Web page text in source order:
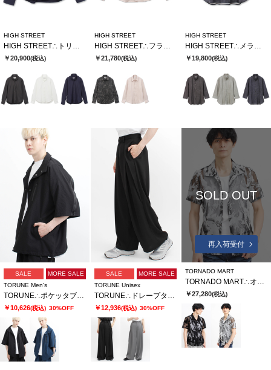
HIGH STREET
HIGH STREET∴トリコットサッカーショートウイングシャツ
￥20,900(税込)
HIGH STREET
HIGH STREET∴フラワードローイングシャツ
￥21,780(税込)
HIGH STREET
HIGH STREET∴メランジプリントオブロング７分袖シャツ
￥19,800(税込)
SALE
MORE SALE
TORUNE Men's
TORUNE∴ポケッタブルドルマンシャツ
￥10,626(税込) 30%OFF
SALE
MORE SALE
TORUNE Unisex
TORUNE∴ドレープタックワイドパンツ
￥12,936(税込) 30%OFF
SOLD OUT
再入荷受付
TORNADO MART
TORNADO MART∴オーガンフロッキースモークプリント半袖シャツ
￥27,280(税込)